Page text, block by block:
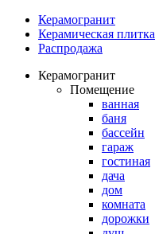
Керамогранит
Керамическая плитка
Распродажа
Керамогранит
Помещение
ванная
баня
бассейн
гараж
гостиная
дача
дом
комната
дорожки